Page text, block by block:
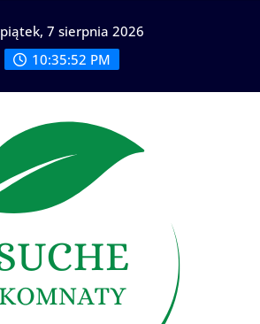
piątek, 7 sierpnia 2026
10:35:53 PM